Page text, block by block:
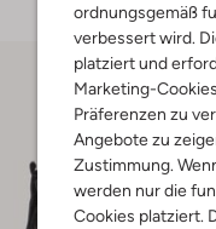
ordnungsgemäß
verbessert wird.
platziert und
Marketing-
Präferenzen zu
Angebote zu
Zustimmung.
werden nur die
Cookies platziert.